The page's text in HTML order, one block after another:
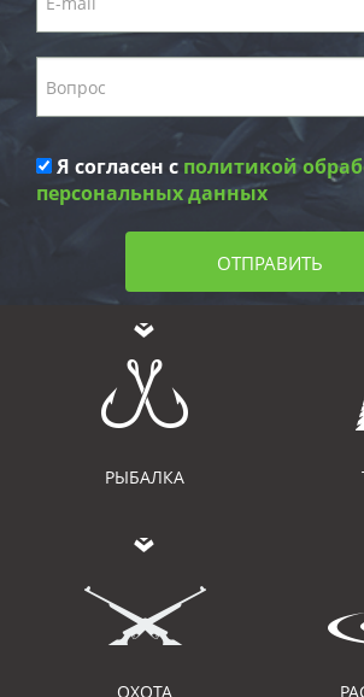
Я согласен с политикой
персональных данных
ОТПРАВИТЬ
РЫБАЛКА
ОХОТА